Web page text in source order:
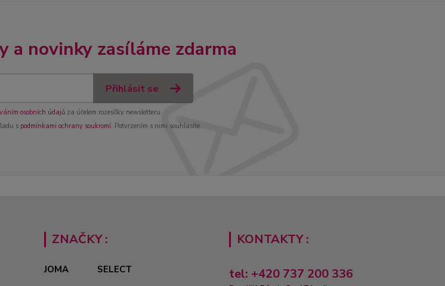
a novinky zasíláme zdarma
Přihlásit se
osobních údajů za účelem rozesílky newsletteru.
s podmínkami ochrany soukromí. Potvrzením s nimi souhlasíte.
ZNAČKY :
JOMA SELECT
KONTAKTY :
tel: +420 737 200 336